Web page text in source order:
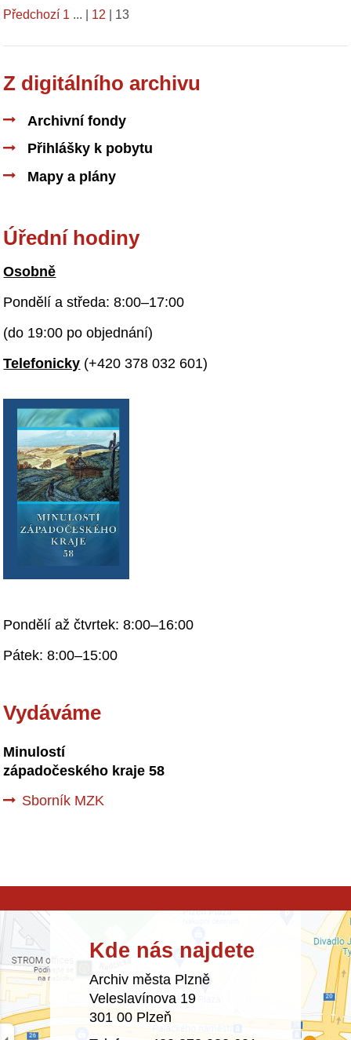
Předchozí 1 ... 12 13
Z digitálního archivu
Archivní fondy
Přihlášky k pobytu
Mapy a plány
Úřední hodiny
Osobně
Pondělí a středa: 8:00–17:00
(do 19:00 po objednání)
Telefonicky (+420 378 032 601)
Pondělí až čtvrtek: 8:00–16:00
Pátek: 8:00–15:00
Vydáváme
Minulostí
západočeského kraje 58
Sborník MZK
Kde nás najdete
Archiv města Plzně
Veleslavínova 19
301 00 Plzeň